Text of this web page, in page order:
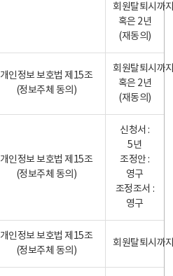
회원탈퇴시까
혹은 2년
(재동의)
개인정보 보호법 제15조
(정보주체 동의)
회원탈퇴시까
혹은 2년
(재동의)
개인정보 보호법 제15조
(정보주체 동의)
신청서 :
5년
조정안 :
영구
조정조서 :
영구
개인정보 보호법 제15조
(정보주체 동의)
회원탈퇴시까